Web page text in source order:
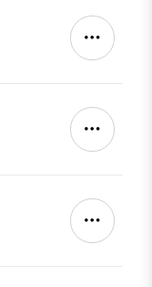
Autres
Autres
Autres